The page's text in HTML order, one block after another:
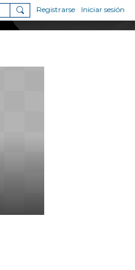
Registrarse Iniciar sesión